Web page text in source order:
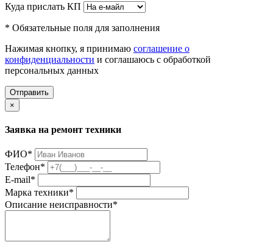
Куда прислать КП
* Обязательные поля для заполнения
Нажимая кнопку, я принимаю соглашение о
конфиденциальности и соглашаюсь с обработкой
персональных данных
Отправить
×
Заявка на ремонт техники
ФИО*
Телефон*
E-mail*
Марка техники*
Описание неисправности*